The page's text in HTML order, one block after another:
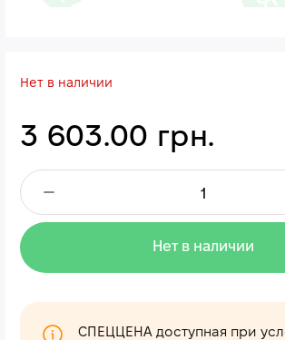
Нет в наличии
3 603.00 грн.
Нет в наличии
СПЕЦЦЕНА доступная при